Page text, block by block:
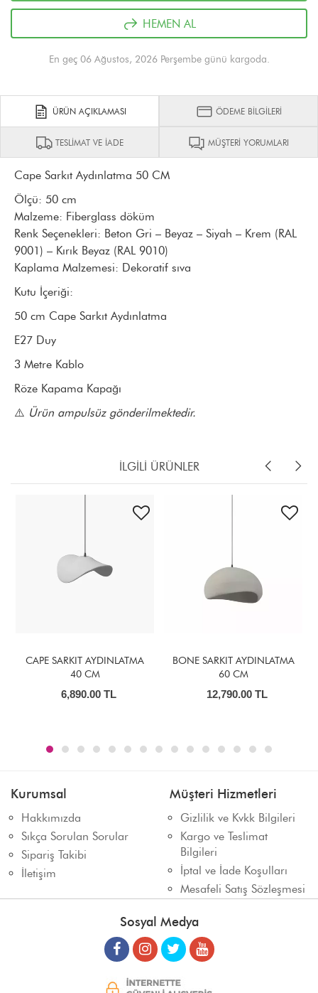
HEMEN AL
En geç 06 Ağustos, 2026 Perşembe günü kargoda.
ÜRÜN AÇIKLAMASI ÖDEME BİLGİLERİ
TESLİMAT VE İADE MÜŞTERİ YORUMLARI
Cape Sarkıt Aydınlatma 50 CM
Ölçü: 50 cm
Malzeme: Fiberglass döküm
Renk Seçenekleri: Beton Gri – Beyaz – Siyah – Krem (RAL
9001) – Kırık Beyaz (RAL 9010)
Kaplama Malzemesi: Dekoratif sıva
Kutu İçeriği:
50 cm Cape Sarkıt Aydınlatma
E27 Duy
3 Metre Kablo
Röze Kapama Kapağı
⚠️ Ürün ampulsüz gönderilmektedir.
İLGİLİ ÜRÜNLER
BONE SARKIT AYDINLATMA
60 CM
12,790.00
BONE SARKIT
50 CM
9,090.00
Kurumsal
Hakkımızda
Sıkça Sorulan Sorular
Sipariş Takibi
İletişim
Müşteri Hizmetleri
Gizlilik ve Kvkk Bilgileri
Kargo ve Teslimat
Bilgileri
İptal ve İade Koşulları
Mesafeli Satış Sözleşmesi
Sosyal Medya